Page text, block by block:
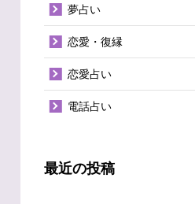
夢占い
恋愛・復縁
恋愛占い
電話占い
最近の投稿